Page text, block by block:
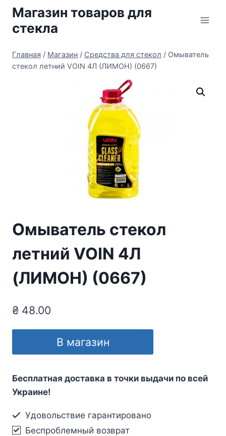
Перейти
содержимому
Магазин товаров для
стекла
Главная / Магазин / Средства для стекол / Омыватель
стекол летний VOIN 4Л (ЛИМОН) (0667)
Омыватель стекол
летний VOIN 4Л
(ЛИМОН) (0667)
₴ 48.00
В магазин
Бесплатная доставка в точки выдачи по всей
Украине!
Удовольствие гарантировано
Беспроблемный возврат